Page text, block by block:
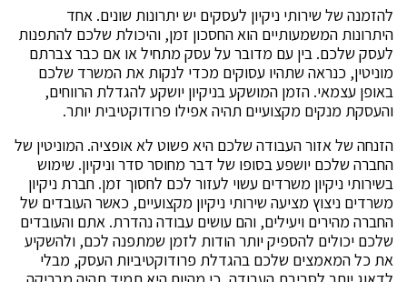
להזמנה של שירותי ניקיון לעסקים יש יתרונות שונים. אחד
היתרונות המשמעותיים הוא החסכון זמן, והיכולת שלכם להתפנות
לעסק שלכם. בין עם מדובר על עסק מתחיל או אם כבר צברתם
מוניטין, כנראה שתהיו עסוקים מכדי לנקות את המשרד שלכם
באופן עצמאי. הזמן המושקע בניקיון יושקע להגדלת הרווחים,
והעסקת מנקים מקצועיים תהיה אפילו פרודוקטיבית יותר.
הזנחה של אזור העבודה שלכם היא פשוט לא אופציה. המוניטין של
החברה שלכם יושפע בסופו של דבר מחוסר סדר וניקיון. שימוש
בשירותי ניקיון משרדים עשוי לעזור לכם לחסוך זמן. חברת ניקיון
משרדים ניצוץ מציעה שירותי ניקיון מקצועיים, כאשר העובדים של
החברה מהירים ויעילים, והם עושים עבודה נהדרת. אתם והעובדים
שלכם יכולים להספיק יותר הודות לזמן שמתפנה לכם, ולהשקיע
את כל המאמצים שלכם בהגדלת פרודוקטיביות העסק, מבלי